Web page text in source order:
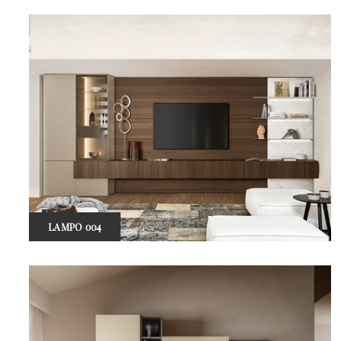
LAMPO 004